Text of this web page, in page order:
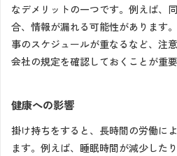
なデメリットの一つです。例えば、
合、情報が漏れる可能性があります
事のスケジュールが重なるなど、注
会社の規定を確認しておくことが重要
健康への影響
掛け持ちをすると、長時間の労働に
ます。例えば、睡眠時間が減少した